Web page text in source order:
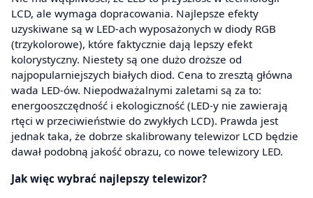
LCD, ale wymaga dopracowania. Najlepsze efekty
uzyskiwane są w LED-ach wyposażonych w diody RGB
(trzykolorowe), które faktycznie dają lepszy efekt
kolorystyczny. Niestety są one dużo droższe od
najpopularniejszych białych diod. Cena to zresztą główna
wada LED-ów. Niepodważalnymi zaletami są za to:
energooszczędność i ekologiczność (LED-y nie zawierają
rtęci w przeciwieństwie do zwykłych LCD). Prawda jest
jednak taka, że dobrze skalibrowany telewizor LCD będzie
dawał podobną jakość obrazu, co nowe telewizory LED.
Jak więc wybrać najlepszy telewizor?